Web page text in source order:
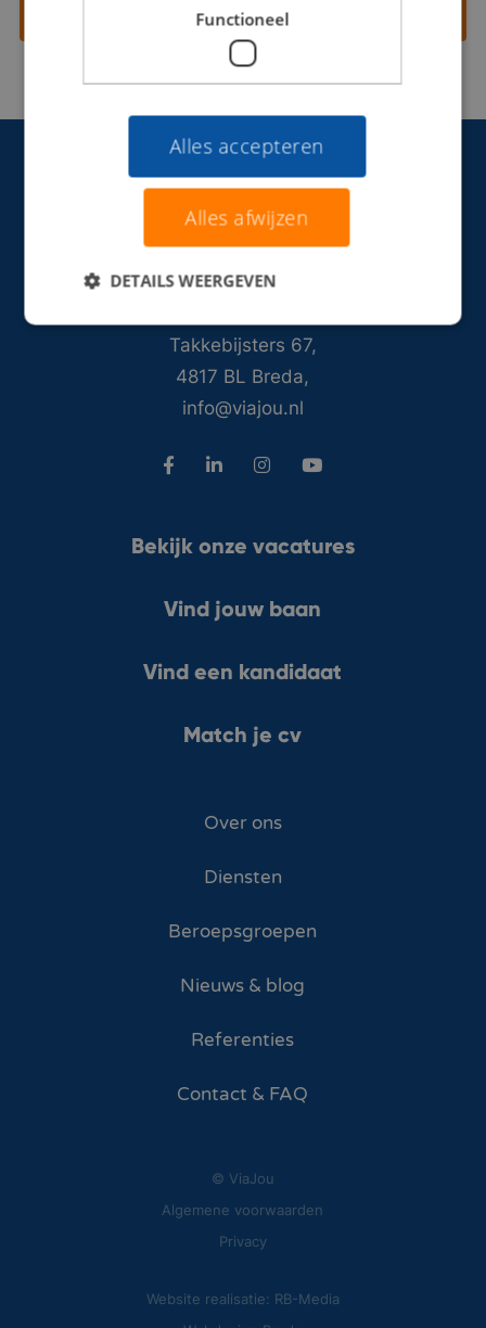
Contact opnemen
Takkebijsters 67,
4817 BL Breda,
info@viajou.nl
Bekijk onze vacatures
Vind jouw baan
Vind een kandidaat
Match je cv
Over ons
Diensten
Beroepsgroepen
Nieuws & blog
Referenties
Contact & FAQ
© ViaJou
Algemene voorwaarden
Privacy
Website realisatie: RB-Media
Functioneel
Alles accepteren
Alles afwijzen
DETAILS WEERGEVEN